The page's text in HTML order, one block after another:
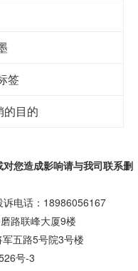
签
的目的
对您造成影响请与我司联系删
电话：18986056167
路联峰大厦9楼
五路5号院3号楼
号-3